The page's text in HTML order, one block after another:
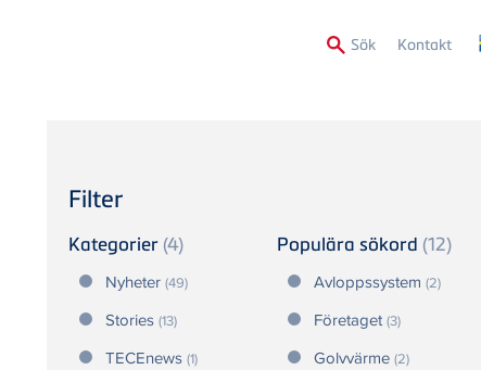
Sök Kontakt
Filter
Kategorier (4)
Nyheter (49)
Stories (13)
TECEnews (1)
Populära sökord (12)
Avloppssystem (2)
Företaget(3)
Golvvärme (2)